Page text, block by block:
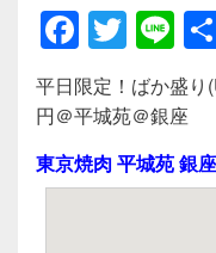
F
a
c
e
b
T
wi
tt
er
Li
n
e
平日限定！ばか盛
円＠平城苑＠銀座
東京焼肉 平城苑 銀